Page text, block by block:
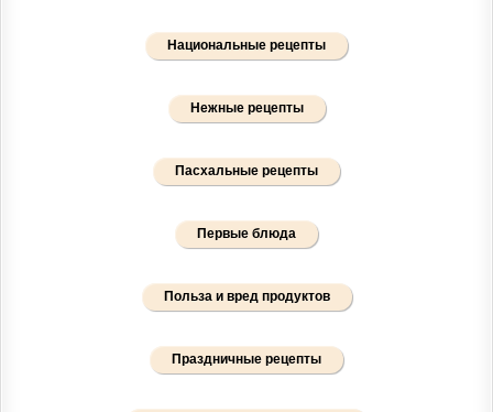
Национальные рецепты
Нежные рецепты
Пасхальные рецепты
Первые блюда
Польза и вред продуктов
Праздничные рецепты